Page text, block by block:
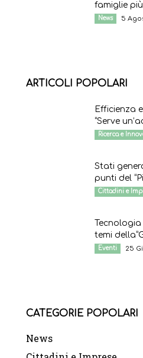
famiglie
News 5
ARTICOLI POPOLARI
Efficienza
“Serve
Ricerca e
Stati
punti del
Cittadini e
temi
Eventi 25
CATEGORIE POPOLARI
News